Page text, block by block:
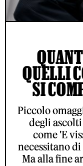
QUELLI
SI
Piccolo
degli
come 'E
necessitano
Ma alla fine